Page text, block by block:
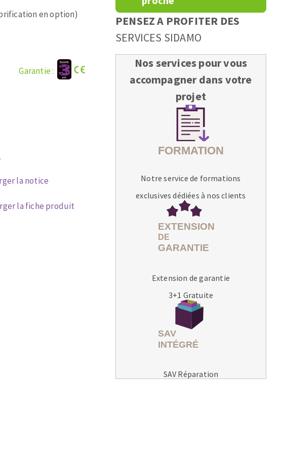
à cale
à vis
MACHINES POUR LE TRAVAIL DU
MÉTAL
Tronçonneuses
Perceuses magnétiques
en option)
Garantie :
la notice
la fiche produit
PENSEZ A PROFITER DES
SERVICES SIDAMO
Nos services pour vous
accompagner dans votre
projet
Notre service de formations
exclusives dédiées à nos clients
Extension de garantie
3+1 Gratuite
SAV Réparation